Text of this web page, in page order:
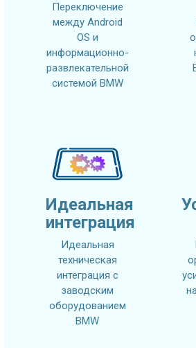
Переключение
между Android
OS и
информационно-
развлекательной
системой BMW
Идеальная
интеграция
Идеальная
техническая
интеграция с
заводским
оборудованием
BMW